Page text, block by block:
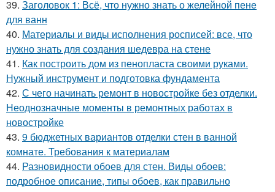
39. Заголовок 1: Всё, что нужно знать о желейной пенe
для ванн
40. Материалы и виды исполнения росписей: все, что
нужно знать для создания шедевра на стене
41. Как построить дом из пенопласта своими руками.
Нужный инструмент и подготовка фундамента
42. С чего начинать ремонт в новостройке без отделки.
Неоднозначные моменты в ремонтных работах в
новостройке
43. 9 бюджетных вариантов отделки стен в ванной
комнате. Требования к материалам
44. Разновидности обоев для стен. Виды обоев:
подробное описание, типы обоев, как правильно